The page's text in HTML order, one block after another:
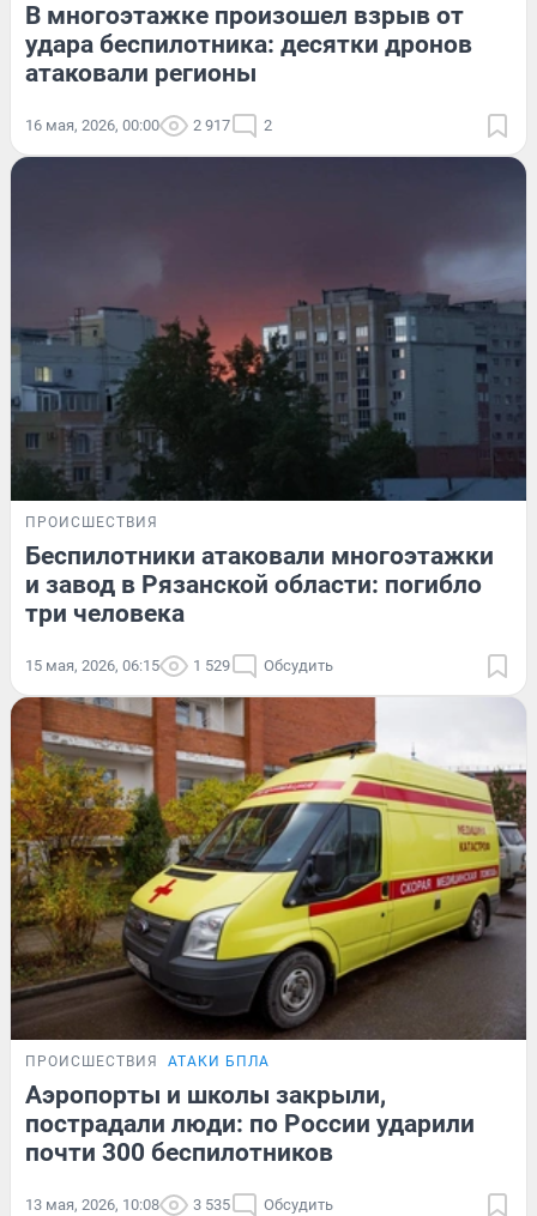
В многоэтажке произошел взрыв от
удара беспилотника: десятки дронов
атаковали регионы
16 мая, 2026, 00:00 2 917 2
ПРОИСШЕСТВИЯ
Беспилотники атаковали многоэтажки
и завод в Рязанской области: погибло
три человека
15 мая, 2026, 06:15 1 529 Обсудить
ПРОИСШЕСТВИЯ АТАКИ БПЛА
Аэропорты и школы закрыли,
пострадали люди: по России ударили
почти 300 беспилотников
13 мая, 2026, 10:08 3 535 Обсудить